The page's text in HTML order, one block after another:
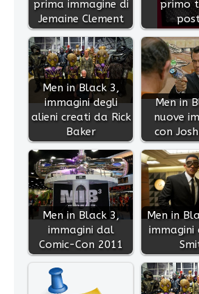
prima immagine di
Jemaine Clement
primo
Men in Black 3,
immagini degli
alieni creati da Rick
Baker
Men in
nuove
con
Men in Black 3,
immagini dal
Comic-Con 2011
Men in
immagini